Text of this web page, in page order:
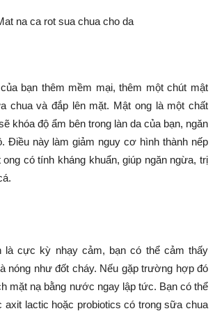
bạn thêm mềm mại, thêm một chút mật
chua và đắp lên mặt. Mật ong là một chất
khóa độ ẩm bên trong làn da của bạn, ngăn
Điều này làm giảm nguy cơ hình thành nếp
ong có tính kháng khuẩn, giúp ngăn ngừa, trị
là cực kỳ nhạy cảm, bạn có thể cảm thấy
nóng như đốt cháy. Nếu gặp trường hợp đó
mặt nạ bằng nước ngay lập tức. Bạn có thể
axit lactic hoặc probiotics có trong sữa chua